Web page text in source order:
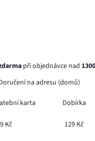
při objednávce nad
na adresu (domů)
karta Dobírka
Kč 129 Kč